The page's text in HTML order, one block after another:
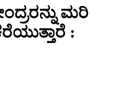
ಮರಿ
: